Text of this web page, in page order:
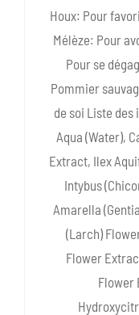
Houx: Pour
Mélèze: Pour
Pour se
Pommier
de soi Liste
Aqua (Water),
Extract, Ilex
Intybus
Amarella
(Larch)
Flower
Flower